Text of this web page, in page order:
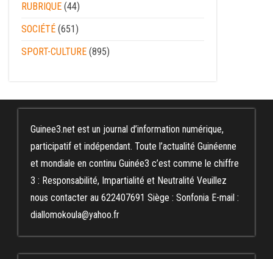
RUBRIQUE (44)
SOCIÉTÉ (651)
SPORT-CULTURE (895)
Guinee3.net est un journal d’information numérique,
participatif et indépendant. Toute l’actualité Guinéenne
et mondiale en continu Guinée3 c’est comme le chiffre
3 : Responsabilité, Impartialité et Neutralité Veuillez
nous contacter au 622407691 Siège : Sonfonia E-mail :
diallomokoula@yahoo.fr